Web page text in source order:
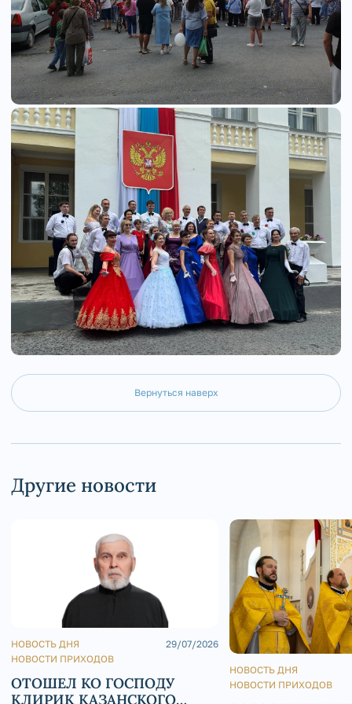
Вернуться наверх
Другие новости
НОВОСТЬ ДНЯ
НОВОСТИ ПРИХОДОВ
29/07/2026
ОТОШЕЛ КО ГОСПОДУ
КЛИРИК КАЗАНСКОГО
НОВОСТЬ ДНЯ
НОВОСТИ ПРИХОДОВ